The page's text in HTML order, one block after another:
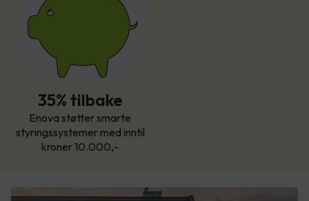
35% tilbake
Enova støtter smarte
styringssystemer med inntil
kroner 10.000,-